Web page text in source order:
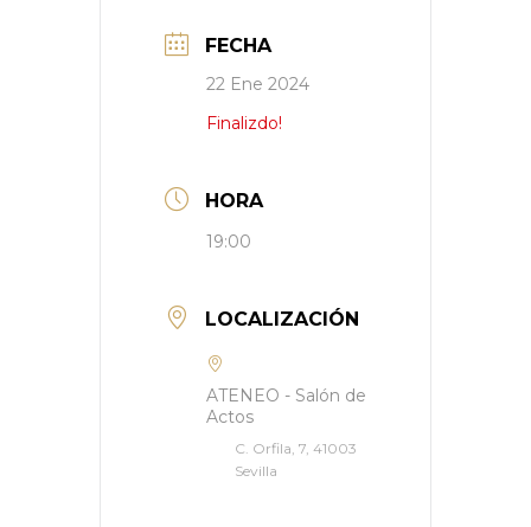
FECHA
22 Ene 2024
Finalizdo!
HORA
19:00
LOCALIZACIÓN
ATENEO - Salón de
Actos
C. Orfila, 7, 41003
Sevilla